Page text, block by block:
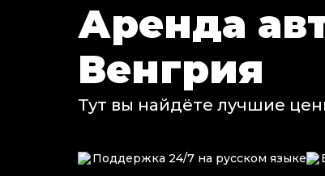
Аренда
Венгрия
Тут вы найдёте лучшие
Поддержка 24/7 на русском языке